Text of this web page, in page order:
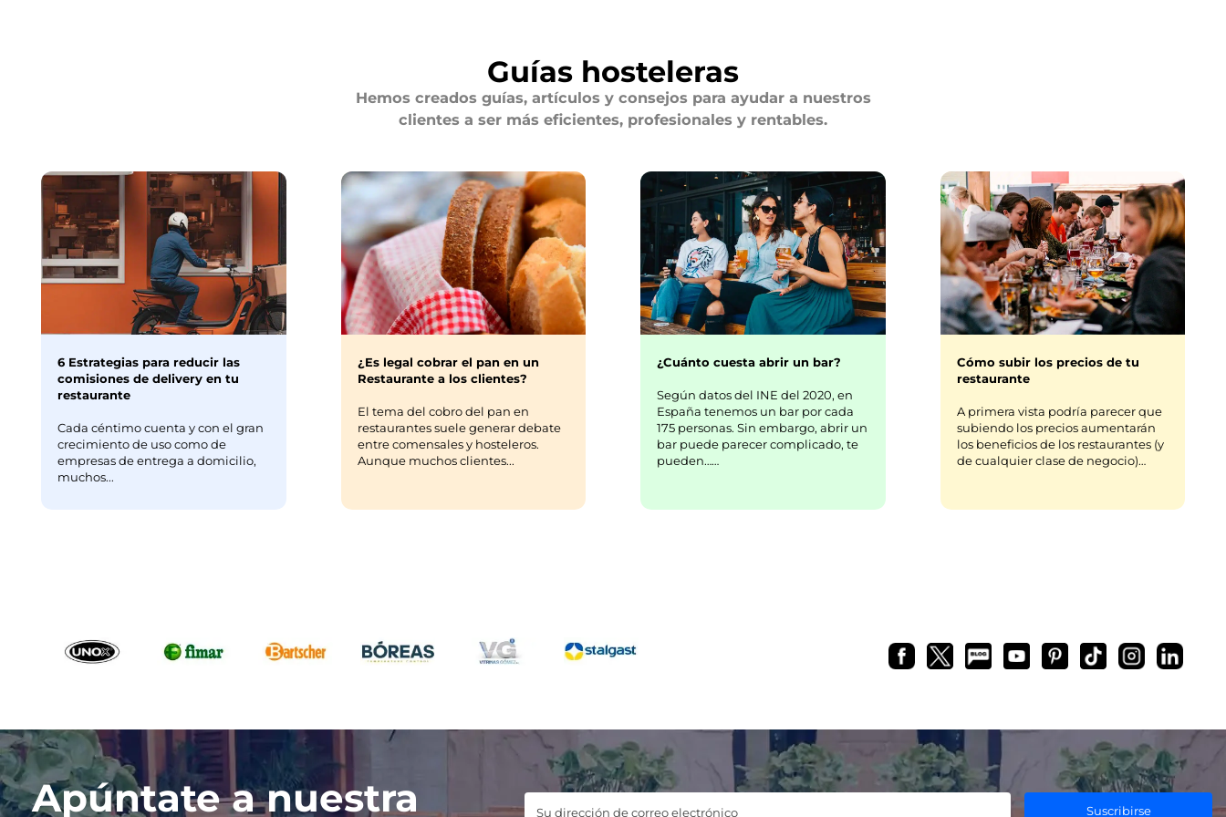
Guías hosteleras
Hemos creados guías, artículos y consejos para ayudar a nuestros
clientes a ser más eficientes, profesionales y rentables.
6 Estrategias para reducir las
comisiones de delivery en tu
restaurante
Cada céntimo cuenta y con el gran
crecimiento de uso como de
empresas de entrega a domicilio,
muchos...
¿Es legal cobrar el pan en un
Restaurante a los clientes?
El tema del cobro del pan en
restaurantes suele generar debate
entre comensales y hosteleros.
Aunque muchos clientes...
¿Cuánto cuesta abrir un bar?
Según datos del INE del 2020, en
España tenemos un bar por cada
175 personas. Sin embargo, abrir un
bar puede parecer complicado, te
pueden……
Cómo subir los precios de tu
restaurante
A primera vista podría parecer que
subiendo los precios aumentarán
los beneficios de los restaurantes (y
de cualquier clase de negocio)…
Apúntate a nuestra Suscribirse